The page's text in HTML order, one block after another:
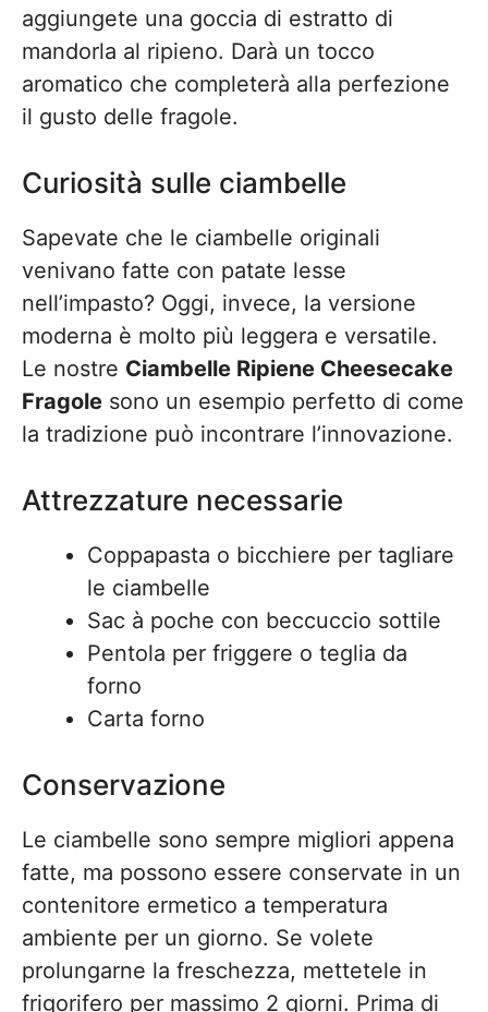
aggiungete una goccia di estratto di
mandorla al ripieno. Darà un tocco
aromatico che completerà alla perfezione
il gusto delle fragole.
Curiosità sulle ciambelle
Sapevate che le ciambelle originali
venivano fatte con patate lesse
nell’impasto? Oggi, invece, la versione
moderna è molto più leggera e versatile.
Le nostre Ciambelle Ripiene Cheesecake
Fragole sono un esempio perfetto di come
la tradizione può incontrare l’innovazione.
Attrezzature necessarie
Coppapasta o bicchiere per tagliare
le ciambelle
Sac à poche con beccuccio sottile
Pentola per friggere o teglia da
forno
Carta forno
Conservazione
Le ciambelle sono sempre migliori appena
fatte, ma possono essere conservate in un
contenitore ermetico a temperatura
ambiente per un giorno. Se volete
prolungarne la freschezza, mettetele in
frigorifero per massimo 2 giorni. Prima di